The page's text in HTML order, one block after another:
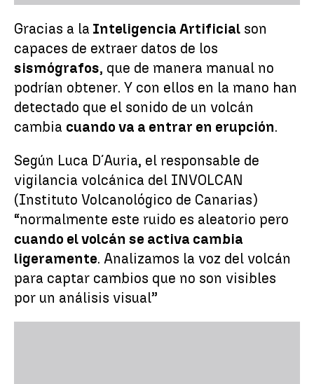
Gracias a la Inteligencia Artificial son
capaces de extraer datos de los
sismógrafos, que de manera manual no
podrían obtener. Y con ellos en la mano han
detectado que el sonido de un volcán
cambia cuando va a entrar en erupción.
Según Luca D´Auria, el responsable de
vigilancia volcánica del INVOLCAN
(Instituto Volcanológico de Canarias)
“normalmente este ruido es aleatorio pero
cuando el volcán se activa cambia
ligeramente. Analizamos la voz del volcán
para captar cambios que no son visibles
por un análisis visual”